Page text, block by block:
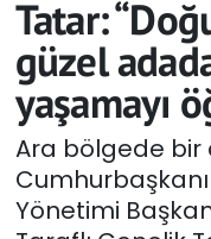
Tatar:
güzel
yaşamayı
Ara bölgede
Yönetimi
Ekonomi
Foto Galeri
GEZİ
Güncel
Son Dakika
Haber Arşivi